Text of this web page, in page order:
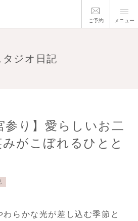
ご予約 メニュー
タジオ日記
参り】愛らしいお二
がこぼれるひとと
らかな光が差し込む季節と